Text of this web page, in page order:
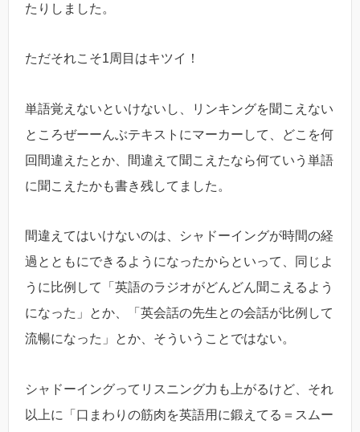
たりしました。
ただそれこそ1周目はキツイ！
単語覚えないといけないし、リンキングを聞こえない
ところぜーーんぶテキストにマーカーして、どこを何
回間違えたとか、間違えて聞こえたなら何ていう単語
に聞こえたかも書き残してました。
間違えてはいけないのは、シャドーイングが時間の経
過とともにできるようになったからといって、同じよ
うに比例して「英語のラジオがどんどん聞こえるよう
になった」とか、「英会話の先生との会話が比例して
流暢になった」とか、そういうことではない。
シャドーイングってリスニング力も上がるけど、それ
以上に「口まわりの筋肉を英語用に鍛えてる＝スムー